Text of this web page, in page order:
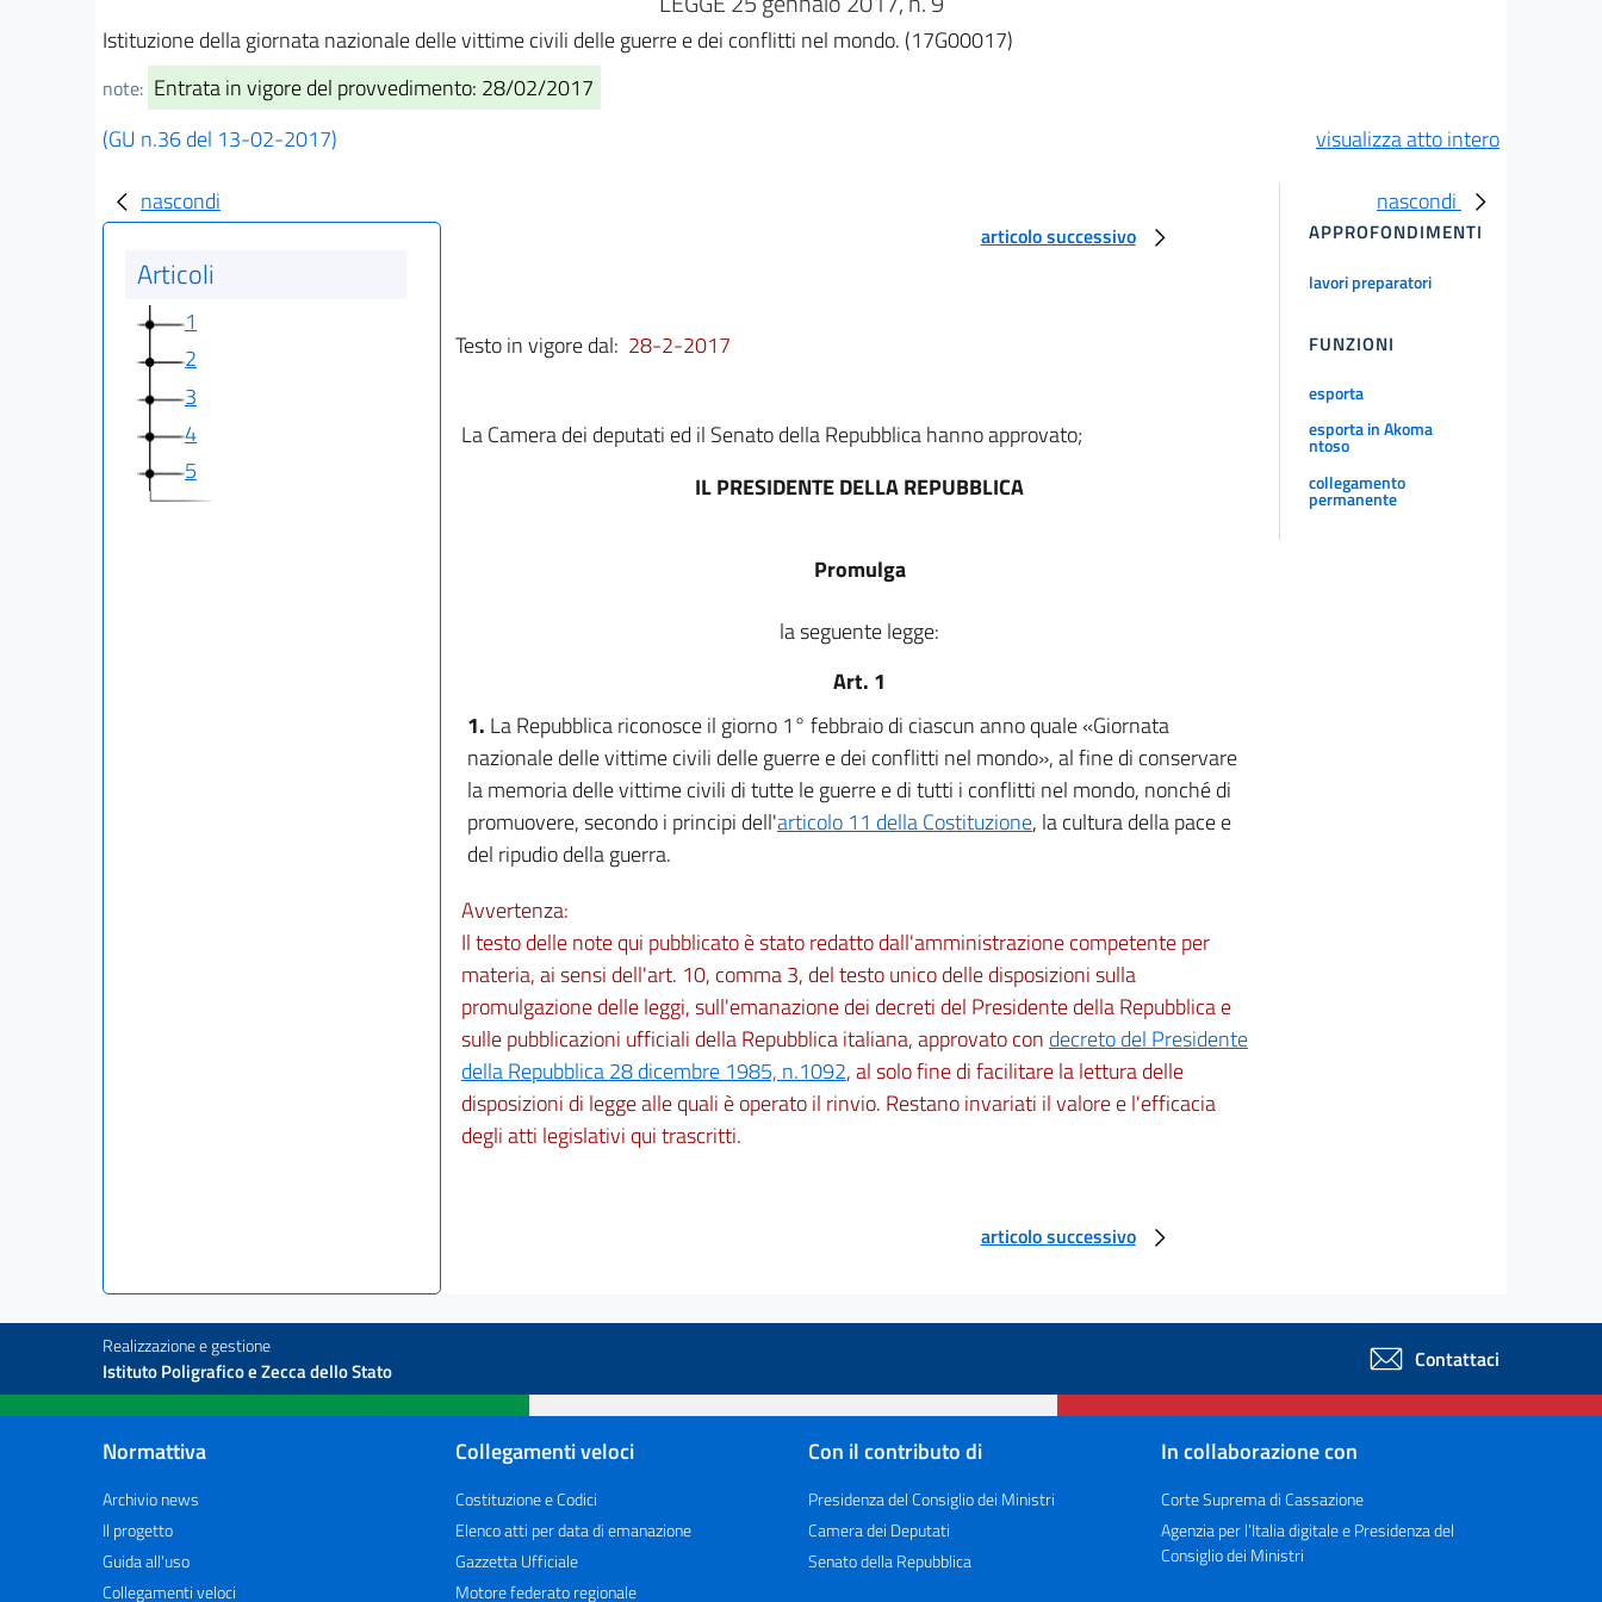
Istituzione della giornata nazionale delle vittime civili delle guerre e dei conflitti nel mondo. (17G00017)
note: Entrata in vigore del provvedimento: 28/02/2017
(GU n.36 del 13-02-2017)
visualizza atto intero
nascondi
Articoli
1
2
3
4
5
articolo successivo
Testo in vigore dal: 28-2-2017
La Camera dei deputati ed il Senato della Repubblica hanno approvato;
IL PRESIDENTE DELLA REPUBBLICA
Promulga
la seguente legge:
Art. 1
1. La Repubblica riconosce il giorno 1° febbraio di ciascun anno quale «Giornata
nazionale delle vittime civili delle guerre e dei conflitti nel mondo», al fine di conservare
la memoria delle vittime civili di tutte le guerre e di tutti i conflitti nel mondo, nonché di
promuovere, secondo i principi dell'articolo 11 della Costituzione, la cultura della pace e
del ripudio della guerra.
Avvertenza:
Il testo delle note qui pubblicato è stato redatto dall'amministrazione competente per
materia, ai sensi dell'art. 10, comma 3, del testo unico delle disposizioni sulla
promulgazione delle leggi, sull'emanazione dei decreti del Presidente della Repubblica e
sulle pubblicazioni ufficiali della Repubblica italiana, approvato con decreto del Presidente
della Repubblica 28 dicembre 1985, n.1092, al solo fine di facilitare la lettura delle
disposizioni di legge alle quali è operato il rinvio. Restano invariati il valore e l'efficacia
degli atti legislativi qui trascritti.
articolo successivo
nascondi
APPROFONDIMENTI
lavori preparatori
FUNZIONI
esporta
esporta in Akoma
ntoso
collegamento
permanente
Realizzazione e gestione
Istituto Poligrafico e Zecca dello Stato Contattaci
Normattiva
Archivio news
Il progetto
Guida all'uso
Collegamenti veloci
Collegamenti veloci
Costituzione e Codici
Elenco atti per data di emanazione
Gazzetta Ufficiale
Motore federato regionale
Con il contributo di
Presidenza del Consiglio dei Ministri
Camera dei Deputati
Senato della Repubblica
In collaborazione con
Corte Suprema di Cassazione
Agenzia per l’Italia digitale e Presidenza del
Consiglio dei Ministri